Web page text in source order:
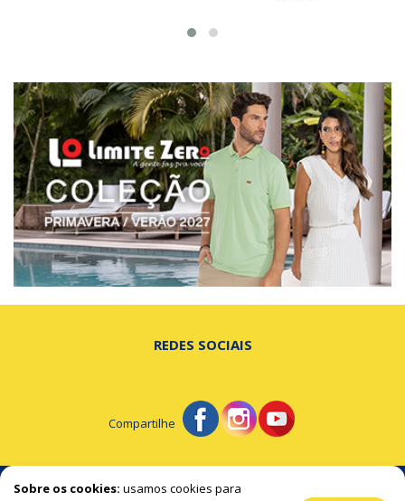
Sobre os cookies: usamos cookies para
REDES SOCIAIS
Compartilhe
© Portal de Beltrão - A notícia na hora certa!